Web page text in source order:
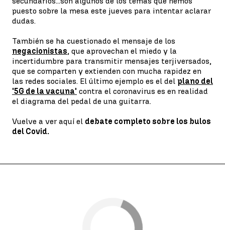
puesto sobre la mesa este jueves para intentar aclarar
dudas.
También se ha cuestionado el mensaje de los
negacionistas, que aprovechan el miedo y la
incertidumbre para transmitir mensajes terjiversados,
que se comparten y extienden con mucha rapidez en
las redes sociales. El último ejemplo es el del plano del
'5G de la vacuna' contra el coronavirus es en realidad
el diagrama del pedal de una guitarra.
Vuelve a ver aquí el debate completo sobre los bulos
del Covid.